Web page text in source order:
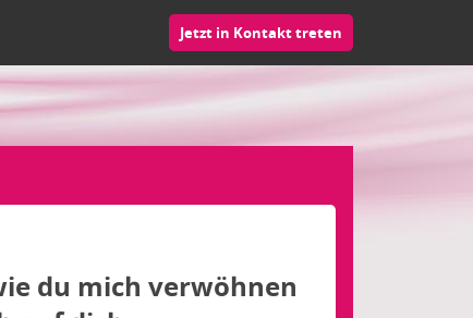
Jetzt in Kontakt treten
du mich verwöhnen